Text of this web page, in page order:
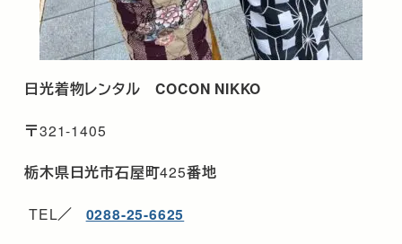
日光着物レンタルCOCON NIKKO
〒321-1405
栃木県日光市石屋町425番地
TEL／ 0288-25-6625